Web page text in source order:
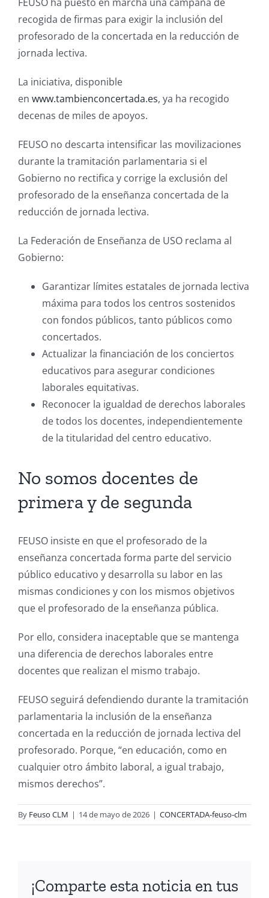
FEUSO ha puesto en marcha una campaña de
recogida de firmas para exigir la inclusión del
profesorado de la concertada en la reducción de
jornada lectiva.
La iniciativa, disponible
en www.tambienconcertada.es, ya ha recogido
decenas de miles de apoyos.
FEUSO no descarta intensificar las movilizaciones
durante la tramitación parlamentaria si el
Gobierno no rectifica y corrige la exclusión del
profesorado de la enseñanza concertada de la
reducción de jornada lectiva.
La Federación de Enseñanza de USO reclama al
Gobierno:
Garantizar límites estatales de jornada lectiva
máxima para todos los centros sostenidos
con fondos públicos, tanto públicos como
concertados.
Actualizar la financiación de los conciertos
educativos para asegurar condiciones
laborales equitativas.
Reconocer la igualdad de derechos laborales
de todos los docentes, independientemente
de la titularidad del centro educativo.
No somos docentes de
primera y de segunda
FEUSO insiste en que el profesorado de la
enseñanza concertada forma parte del servicio
público educativo y desarrolla su labor en las
mismas condiciones y con los mismos objetivos
que el profesorado de la enseñanza pública.
Por ello, considera inaceptable que se mantenga
una diferencia de derechos laborales entre
docentes que realizan el mismo trabajo.
FEUSO seguirá defendiendo durante la tramitación
parlamentaria la inclusión de la enseñanza
concertada en la reducción de jornada lectiva del
profesorado. Porque, “en educación, como en
cualquier otro ámbito laboral, a igual trabajo,
mismos derechos”.
By Feuso CLM | 14 de mayo de 2026 | CONCERTADA-feuso-clm
¡Comparte esta noticia en tus